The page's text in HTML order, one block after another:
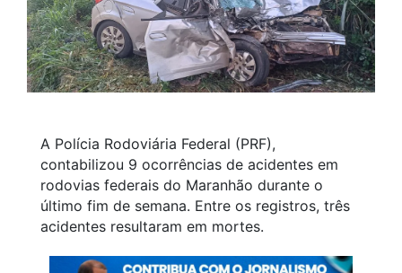
A Polícia Rodoviária Federal (PRF),
contabilizou 9 ocorrências de acidentes em
rodovias federais do Maranhão durante o
último fim de semana. Entre os registros, três
acidentes resultaram em mortes.